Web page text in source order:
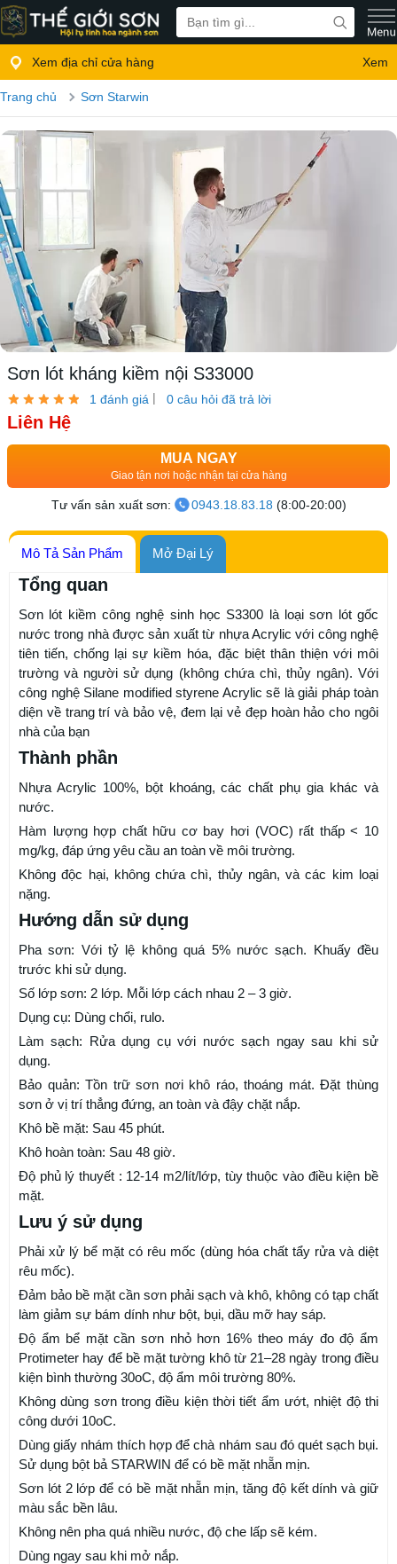
Xem địa chỉ cửa hàng Xem
Trang chủ Sơn Starwin
Sơn lót kháng kiềm nội S33000
1 đánh giá | 0 câu hỏi đã trả lời
Liên Hệ
MUA NGAY
Giao tận nơi hoặc nhận tại cửa hàng
Tư vấn sản xuất sơn: 0943.18.83.18 (8:00-20:00)
Mô Tả Sản Phẩm Mở Đại Lý
Tổng quan
Sơn lót kiềm công nghệ sinh học S3300 là loại sơn lót gốc
nước trong nhà được sản xuất từ nhựa Acrylic với công nghệ
tiên tiến, chống lại sự kiềm hóa, đặc biệt thân thiện với môi
trường và người sử dụng (không chứa chì, thủy ngân). Với
công nghệ Silane modified styrene Acrylic sẽ là giải pháp toàn
diện về trang trí và bảo vệ, đem lại vẻ đẹp hoàn hảo cho ngôi
nhà của bạn
Thành phần
Nhựa Acrylic 100%, bột khoáng, các chất phụ gia khác và
nước.
Hàm lượng hợp chất hữu cơ bay hơi (VOC) rất thấp < 10
mg/kg, đáp ứng yêu cầu an toàn về môi trường.
Không độc hại, không chứa chì, thủy ngân, và các kim loại
nặng.
Hướng dẫn sử dụng
Pha sơn: Với tỷ lệ không quá 5% nước sạch. Khuấy đều
trước khi sử dụng.
Số lớp sơn: 2 lớp. Mỗi lớp cách nhau 2 – 3 giờ.
Dụng cụ: Dùng chổi, rulo.
Làm sạch: Rửa dụng cụ với nước sạch ngay sau khi sử
dụng.
Bảo quản: Tồn trữ sơn nơi khô ráo, thoáng mát. Đặt thùng
sơn ở vị trí thẳng đứng, an toàn và đậy chặt nắp.
Khô bề mặt: Sau 45 phút.
Khô hoàn toàn: Sau 48 giờ.
Độ phủ lý thuyết : 12-14 m2/lít/lớp, tùy thuộc vào điều kiện bề
mặt.
Lưu ý sử dụng
Phải xử lý bể mặt có rêu mốc (dùng hóa chất tẩy rửa và diệt
rêu mốc).
Đảm bảo bề mặt cần sơn phải sạch và khô, không có tạp chất
làm giảm sự bám dính như bột, bụi, dầu mỡ hay sáp.
Độ ẩm bể mặt cần sơn nhỏ hơn 16% theo máy đo độ ẩm
Protimeter hay để bề mặt tường khô từ 21–28 ngày trong điều
kiện bình thường 30oC, độ ẩm môi trường 80%.
Không dùng sơn trong điều kiện thời tiết ẩm ướt, nhiệt độ thi
công dưới 10oC.
Dùng giấy nhám thích hợp để chà nhám sau đó quét sạch bụi.
Sử dụng bột bả STARWIN để có bề mặt nhẵn mịn.
Sơn lót 2 lớp để có bề mặt nhẵn mịn, tăng độ kết dính và giữ
màu sắc bền lâu.
Không nên pha quá nhiều nước, độ che lấp sẽ kém.
Dùng ngay sau khi mở nắp.